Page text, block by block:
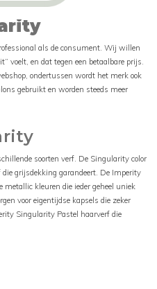
als de consument. Wij willen
voelt, en dat tegen een betaalbare prijs.
ondertussen wordt het merk ook
gebruikt en worden steeds meer
soorten verf. De Singularity color
grijsdekking garandeert. De Imperity
kleuren die ieder geheel uniek
voor eigentijdse kapsels die zeker
Singularity Pastel haarverf die